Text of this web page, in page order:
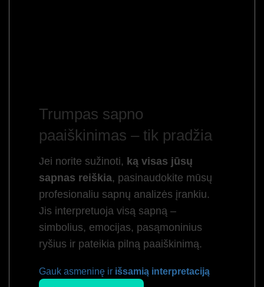
Trumpas sapno
paaiškinimas – tik pradžia
Jei norite sužinoti, ką visas jūsų
sapnas reiškia, pasinaudokite mūsų
profesionaliu sapnų analizės įrankiu.
Jis interpretuoja visą sapną –
simbolius, emocijas, pasąmoninius
ryšius ir pateikia pilną paaiškinimą.
Gauk asmeninę ir išsamią interpretaciją